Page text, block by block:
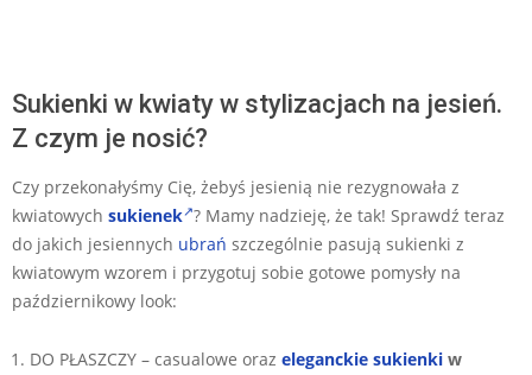
Sukienki w kwiaty w stylizacjach na jesień.
Z czym je nosić?
Czy przekonałyśmy Cię, żebyś jesienią nie rezygnowała z
kwiatowych sukienek ? Mamy nadzieję, że tak! Sprawdź teraz
do jakich jesiennych ubrań szczególnie pasują sukienki z
kwiatowym wzorem i przygotuj sobie gotowe pomysły na
październikowy look:
DO PŁASZCZY – casualowe oraz eleganckie sukienki w